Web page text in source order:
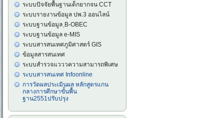
ระบบปัจจัยพื้นฐานเด็กยากจน CCT
ระบบรายงานข้อมูล ปพ.3 ออนไลน์
ระบบฐานข้อมูล ฺB-OBEC
ระบบฐานข้อมูล e-MIS
ระบบสารสนเทศภูมิศาสตร์ GIS
ข้อมูลสารสนเทศ
ระบบสำรวจแวววความสามารถพิเศษ
ระบบสารสนเทศ Infoonline
การวัดผลประเมินผล หลักสูตรแกน
กลางการศึกษาขั้นพื้น
ฐาน2551ปรับปรุง